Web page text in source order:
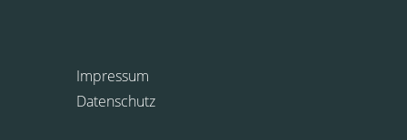
Impressum
Datenschutz